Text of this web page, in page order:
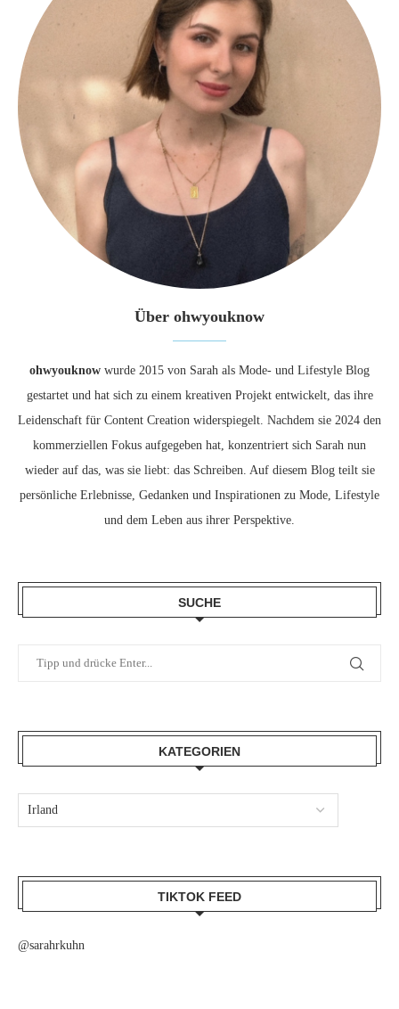
Über ohwyouknow
ohwyouknow wurde 2015 von Sarah als Mode- und Lifestyle Blog
gestartet und hat sich zu einem kreativen Projekt entwickelt, das ihre
Leidenschaft für Content Creation widerspiegelt. Nachdem sie 2024 den
kommerziellen Fokus aufgegeben hat, konzentriert sich Sarah nun
wieder auf das, was sie liebt: das Schreiben. Auf diesem Blog teilt sie
persönliche Erlebnisse, Gedanken und Inspirationen zu Mode, Lifestyle
und dem Leben aus ihrer Perspektive.
SUCHE
KATEGORIEN
TIKTOK FEED
@sarahrkuhn